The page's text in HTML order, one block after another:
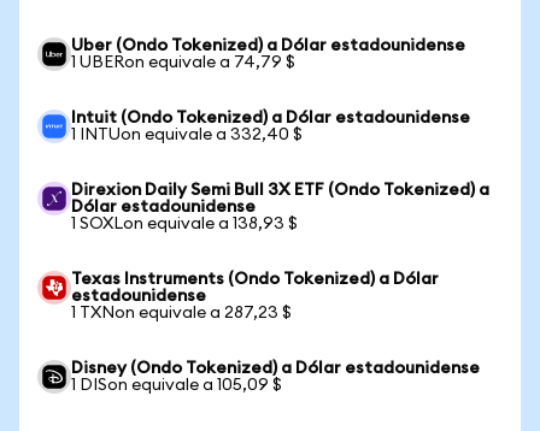
Uber (Ondo Tokenized) a Dólar estadounidense
1 UBERon equivale a 74,79 $
Intuit (Ondo Tokenized) a Dólar estadounidense
1 INTUon equivale a 332,40 $
Direxion Daily Semi Bull 3X ETF (Ondo Tokenized) a
Dólar estadounidense
1 SOXLon equivale a 138,93 $
Texas Instruments (Ondo Tokenized) a Dólar
estadounidense
1 TXNon equivale a 287,23 $
Disney (Ondo Tokenized) a Dólar estadounidense
1 DISon equivale a 105,09 $